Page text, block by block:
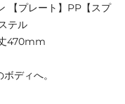
【プレート】PP【スプ
テル
470mm
ディへ。